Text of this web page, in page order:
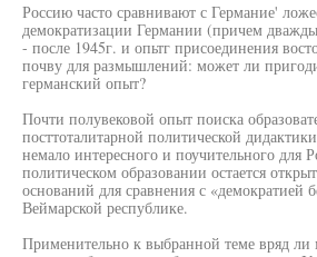
Россию часто сравнивают с Германие'
демократизации Германии (причем дважды
- после 1945г. и опьтг присоединения
почву для размышлений: может ли
германский опыт?
Почти полувековой опыт поиска
посттоталитарной политической
немало интересного и поучительного для
политическом образовании остается
оснований для сравнения с «демократией
Веймарской республике.
Применительно к выбранной теме вряд ли